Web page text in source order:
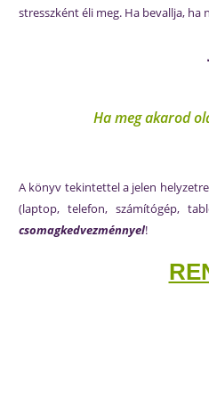
stresszként éli meg. Ha bevallja,
Ha meg akarod
A könyv tekintettel a jelen
(laptop, telefon, számítógép,
csomagkedvezménnyel!